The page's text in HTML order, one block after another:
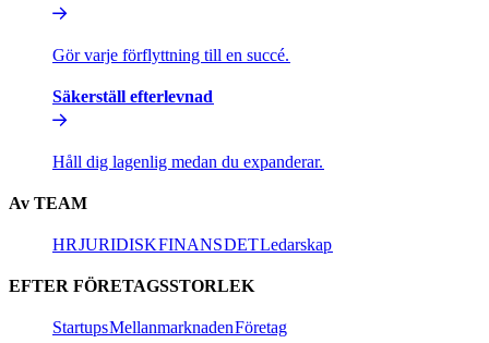
Gör varje förflyttning till en succé.​​
Säkerställ efterlevnad​​
Håll dig lagenlig medan du expanderar.​​
Av TEAM​​
HR​​JURIDISK​​FINANS​​DET​​Ledarskap​​
EFTER FÖRETAGSSTORLEK​​
Startups​​Mellanmarknaden​​Företag​​